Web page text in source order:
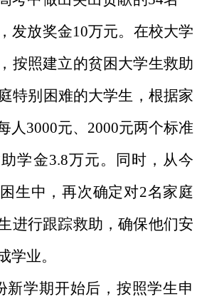
发放奖金10万元。在校大学
按照建立的贫困大学生救助
特别困难的大学生， 根据家
人3000元、 2000元两个标准
学金3.8万元。
同时，从今
生中，再次确定对2名家庭
进行跟踪救助，确保他们安
学业。
新学期开始后，按照学生申